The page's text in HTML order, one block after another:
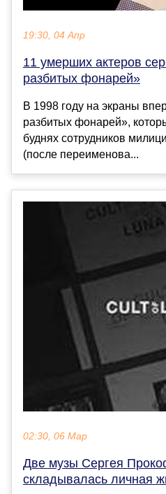
19:30, 04 Апр
11 умерших актеров
разбитых фонарей»
В 1998 году на экраны
разбитых фонарей»,
буднях сотрудников
(после переименова...
02:30, 06 Мар
Две музы Сергея
складывалась личная